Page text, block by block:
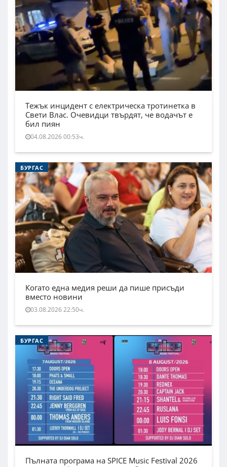
Тежък инцидент с електрическа тротинетка в
Свети Влас. Очевидци твърдят, че водачът е
бил пиян
04.08.2026 00:53ч.
БУРГАС
Когато една медия реши да пише присъди
вместо новини
03.08.2026 22:50ч.
БУРГАС
Пълната програма на SPICE Music Festival 2026